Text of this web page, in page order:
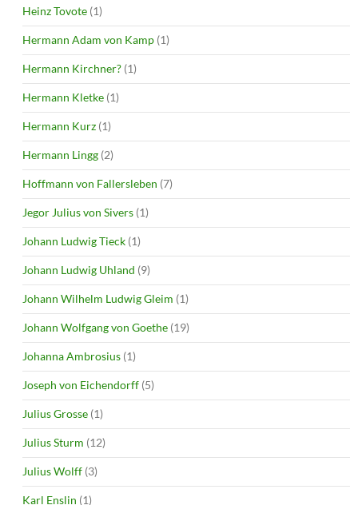
Heinz Tovote (1)
Hermann Adam von Kamp (1)
Hermann Kirchner? (1)
Hermann Kletke (1)
Hermann Kurz (1)
Hermann Lingg (2)
Hoffmann von Fallersleben (7)
Jegor Julius von Sivers (1)
Johann Ludwig Tieck (1)
Johann Ludwig Uhland (9)
Johann Wilhelm Ludwig Gleim (1)
Johann Wolfgang von Goethe (19)
Johanna Ambrosius (1)
Joseph von Eichendorff (5)
Julius Grosse (1)
Julius Sturm (12)
Julius Wolff (3)
Karl Enslin (1)